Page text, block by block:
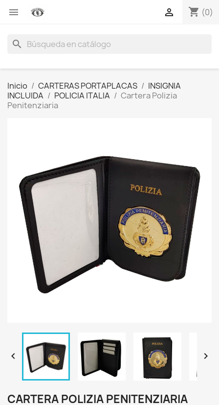
 shopping_cart (0)

search
Inicio CARTERAS PORTAPLACAS
INSIGNIA
INCLUIDA
POLICIA ITALIA
Cartera Polizia
Penitenziaria
 
CARTERA POLIZIA PENITENZIARIA